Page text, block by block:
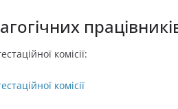
комісії:
комісії